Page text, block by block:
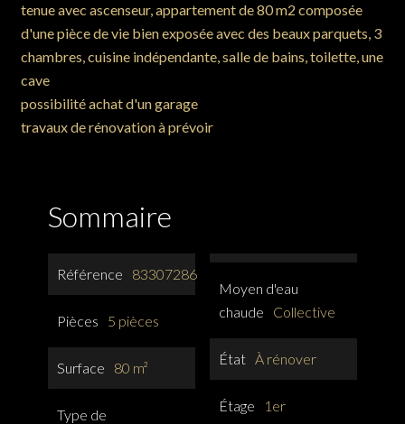
tenue avec ascenseur, appartement de 80 m2 composée
d'une pièce de vie bien exposée avec des beaux parquets, 3
chambres, cuisine indépendante, salle de bains, toilette, une
cave
possibilité achat d'un garage
travaux de rénovation à prévoir
Sommaire
Référence 83307286
Pièces 5 pièces
Surface 80 m²
Type de
Moyen d'eau
chaude
Collective
État À rénover
Étage 1er